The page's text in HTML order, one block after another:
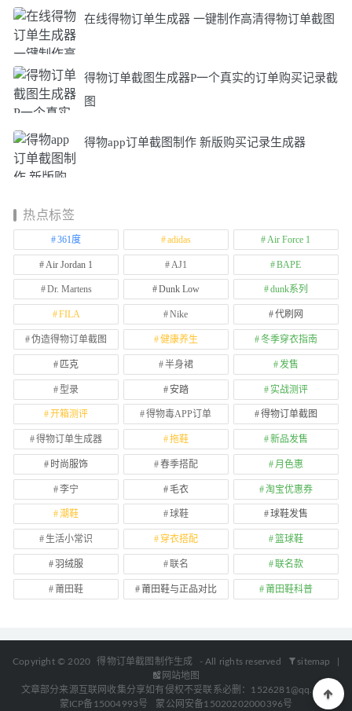
在线得物订单生成器 一键制作高清得物订单截图
得物订单截图生成器P一个真实的订单购买记录截
图
得物app订单截图制作 新版购买记录生成器
热点标签
361度 adidas Air Force 1
Air Jordan 1 AJ1 BAPE
Dr. Martens Dunk Low dunk系列
FILA Nike 代刷网
伪造得物订单截图 健康养生 冬季穿衣指南
匹克 半身裙 发售
型录 安踏 实战测评
开箱测评 得物毒APP订单 得物订单截图
得物订单生成器 拖鞋 新品发售
时尚服饰 春季搭配 月色惠
李宁 毛衣 淘宝优惠券
潮鞋 球鞋 球鞋发售
生活小常识 穿衣搭配 篮球鞋
羽绒服 联名 联名款
莆田鞋 莆田鞋与正品对比 莆田鞋科普
Copyright © 2020 得物订单截图制作生成 - All rights reserved sitemap
网站地图
文章部分来源互联网收集分享如有侵权不妥联系必删：1526281@qq.com
蒙ICP备15004993号
蒙公网安备15020202000396号